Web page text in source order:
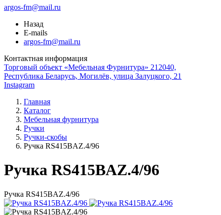
argos-fm@mail.ru
Назад
E-mails
argos-fm@mail.ru
Контактная информация
Торговый объект «Мебельная Фурнитура» 212040,
Республика Беларусь, Могилёв, улица Залуцкого, 21
Instagram
Главная
Каталог
Мебельная фурнитура
Ручки
Ручки-скобы
Ручка RS415BAZ.4/96
Ручка RS415BAZ.4/96
Ручка RS415BAZ.4/96